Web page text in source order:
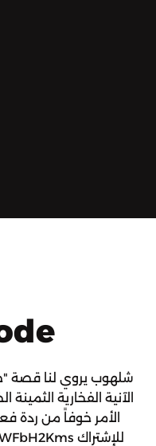
شلهوب يروي لنا قصة
الآنية الفخارية
الأمر خوفاً من ردة